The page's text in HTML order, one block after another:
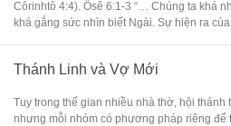
Côrinhtô 4:4). Ôsê 6:1-3 “… Chúng ta khá
khá gắng sức nhìn biết Ngài. Sự hiện ra
Thánh Linh và Vợ Mới
Tuy trong thế gian nhiều nhà thờ, hội
nhưng mỗi nhóm có phương pháp riêng để